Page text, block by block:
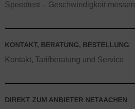
Speedtest – Geschwindigkeit messen
KONTAKT, BERATUNG, BESTELLUNG
Kontakt, Tarifberatung und Service
DIREKT ZUM ANBIETER NETAACHEN